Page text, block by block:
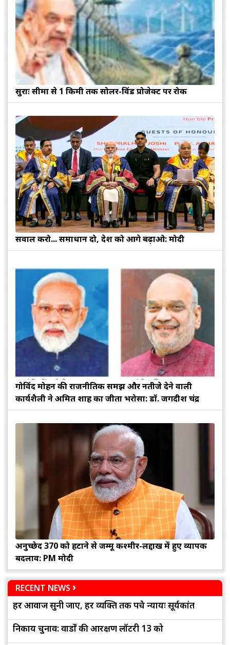
सुरक्षाः सीमा से 1 किमी तक सोलर-विंड प्रोजेक्ट पर रोक
सवाल करो... समाधान दो, देश को आगे बढ़ाओ: मोदी
गोविंद मोहन की राजनीतिक समझ और नतीजे देने वाली
कार्यशैली ने अमित शाह का जीता भरोसा: डॉ. जगदीश चंद्र
अनुच्छेद 370 को हटाने से जम्मू कश्मीर-लद्दाख में हुए व्यापक
बदलाव: PM मोदी
RECENT NEWS
हर आवाज सुनी जाए, हर व्यक्ति तक पहुंचे न्यायः सूर्यकांत
निकाय चुनाव: वार्डों की आरक्षण लॉटरी 13 को